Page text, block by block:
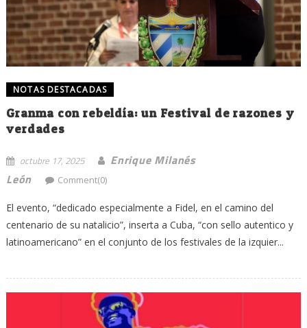
NOTAS DESTACADAS
Granma con rebeldía: un Festival de razones y
verdades
octubre 17, 2025
Enrique Milanés
León
Comment(0)
El evento, “dedicado especialmente a Fidel, en el camino del
centenario de su natalicio”, inserta a Cuba, “con sello autentico y
latinoamericano” en el conjunto de los festivales de la izquier...